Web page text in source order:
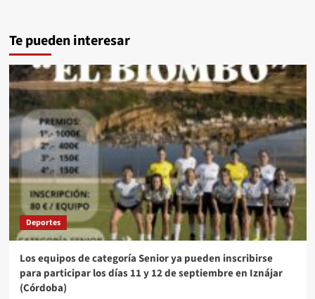
Te pueden interesar
Deportes
Los equipos de categoría Senior ya pueden inscribirse
para participar los días 11 y 12 de septiembre en Iznájar
(Córdoba)